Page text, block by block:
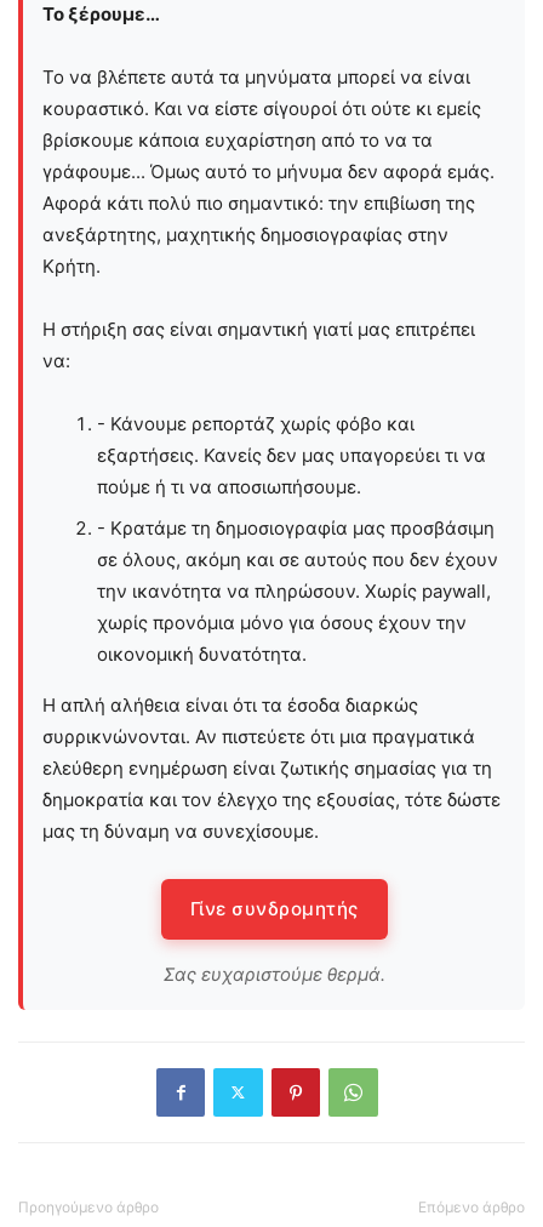
Το ξέρουμε…
Το να βλέπετε αυτά τα μηνύματα μπορεί να είναι
κουραστικό. Και να είστε σίγουροί ότι ούτε κι εμείς
βρίσκουμε κάποια ευχαρίστηση από το να τα
γράφουμε... Όμως αυτό το μήνυμα δεν αφορά εμάς.
Αφορά κάτι πολύ πιο σημαντικό: την επιβίωση της
ανεξάρτητης, μαχητικής δημοσιογραφίας στην
Kρήτη.
Η στήριξη σας είναι σημαντική γιατί μας επιτρέπει
να:
- Κάνουμε ρεπορτάζ χωρίς φόβο και
εξαρτήσεις. Κανείς δεν μας υπαγορεύει τι να
πούμε ή τι να αποσιωπήσουμε.
- Κρατάμε τη δημοσιογραφία μας προσβάσιμη
σε όλους, ακόμη και σε αυτούς που δεν έχουν
την ικανότητα να πληρώσουν. Χωρίς paywall,
χωρίς προνόμια μόνο για όσους έχουν την
οικονομική δυνατότητα.
Η απλή αλήθεια είναι ότι τα έσοδα διαρκώς
συρρικνώνονται. Αν πιστεύετε ότι μια πραγματικά
ελεύθερη ενημέρωση είναι ζωτικής σημασίας για τη
δημοκρατία και τον έλεγχο της εξουσίας, τότε δώστε
μας τη δύναμη να συνεχίσουμε.
Γίνε συνδρομητής
Σας ευχαριστούμε θερμά.
Προηγούμενο άρθρο Επόμενο άρθρο